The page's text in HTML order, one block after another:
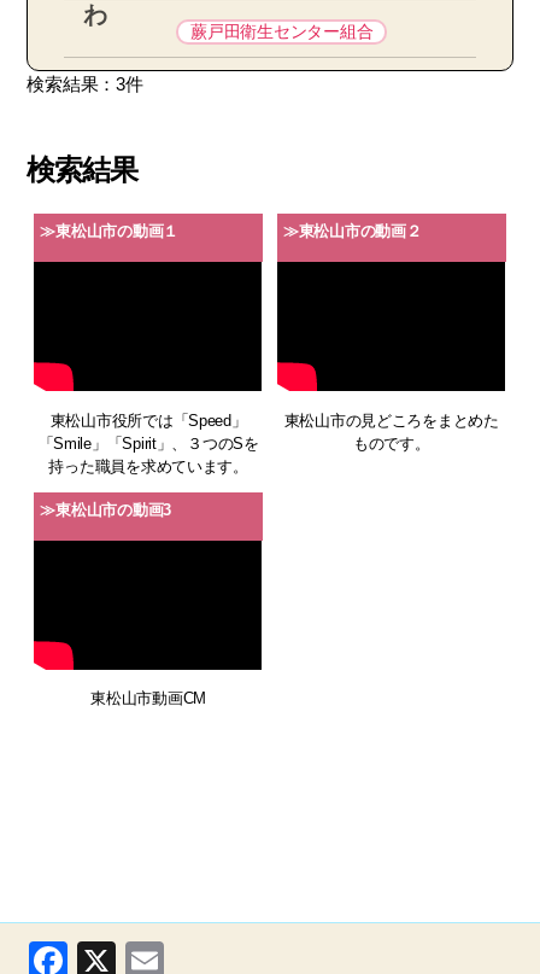
わ
蕨戸田衛生センター組合
検索結果：3件
検索結果
≫東松山市の動画１
東松山市役所では「Speed」
「Smile」「Spirit」、３つのSを
持った職員を求めています。
≫東松山市の動画２
東松山市の見どころをまとめた
ものです。
≫東松山市の動画3
東松山市動画CM
F X